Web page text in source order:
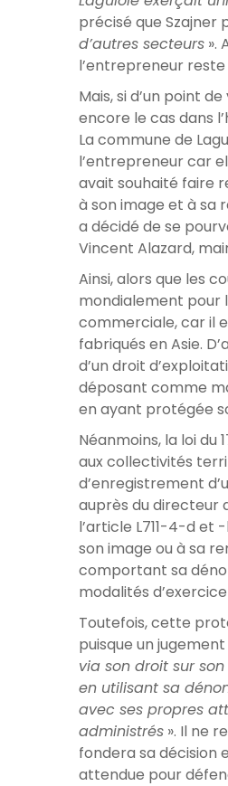
précisé que Szajner
d’autres secteurs ».
l’entrepreneur reste
Mais, si d’un point
encore le cas dans
La commune de
l’entrepreneur car
avait souhaité faire
à son image et à sa
a décidé de se
Vincent Alazard,
Ainsi, alors que les
mondialement pour
commerciale, car il
fabriqués en Asie.
d’un droit
déposant comme
en ayant protégée
Néanmoins, la loi du
aux collectivités
d’enregistrement
auprès du directeur
l’article L711-4-d et
son image ou à sa
comportant sa
modalités
Toutefois, cette
puisque un
via son droit sur
en utilisant sa
avec ses propres
administrés ». Il ne
fondera sa décision
attendue pour